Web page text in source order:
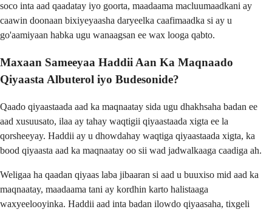
soco inta aad qaadatay iyo goorta, maadaama macluumaadkani ay
caawin doonaan bixiyeyaasha daryeelka caafimaadka si ay u
go'aamiyaan habka ugu wanaagsan ee wax looga qabto.
Maxaan Sameeyaa Haddii Aan Ka Maqnaado
Qiyaasta Albuterol iyo Budesonide?
Qaado qiyaastaada aad ka maqnaatay sida ugu dhakhsaha badan ee
aad xusuusato, ilaa ay tahay waqtigii qiyaastaada xigta ee la
qorsheeyay. Haddii ay u dhowdahay waqtiga qiyaastaada xigta, ka
bood qiyaasta aad ka maqnaatay oo sii wad jadwalkaaga caadiga ah.
Weligaa ha qaadan qiyaas laba jibaaran si aad u buuxiso mid aad ka
maqnaatay, maadaama tani ay kordhin karto halistaaga
waxyeelooyinka. Haddii aad inta badan ilowdo qiyaasaha, tixgeli